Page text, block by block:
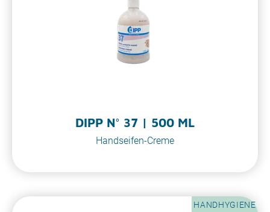
DIPP N° 37 | 500 ML
Handseifen-Creme
HANDHYGIENE